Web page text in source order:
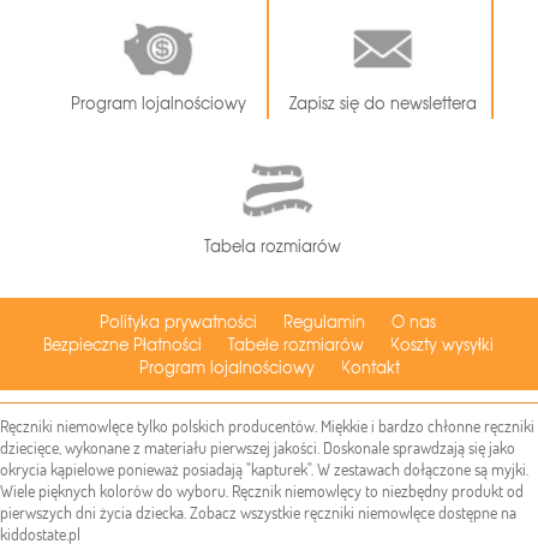
Program lojalnościowy Zapisz się do newslettera
Tabela rozmiarów
Polityka prywatności Regulamin
O nas
Bezpieczne Płatności
Tabele rozmiarów
Koszty wysyłki
Program lojalnościowy
Kontakt
Ręczniki niemowlęce tylko polskich producentów. Miękkie i bardzo chłonne ręczniki
dziecięce, wykonane z materiału pierwszej jakości. Doskonale sprawdzają się jako
okrycia kąpielowe ponieważ posiadają "kapturek". W zestawach dołączone są myjki.
Wiele pięknych kolorów do wyboru. Ręcznik niemowlęcy to niezbędny produkt od
pierwszych dni życia dziecka. Zobacz wszystkie ręczniki niemowlęce dostępne na
kiddostate.pl